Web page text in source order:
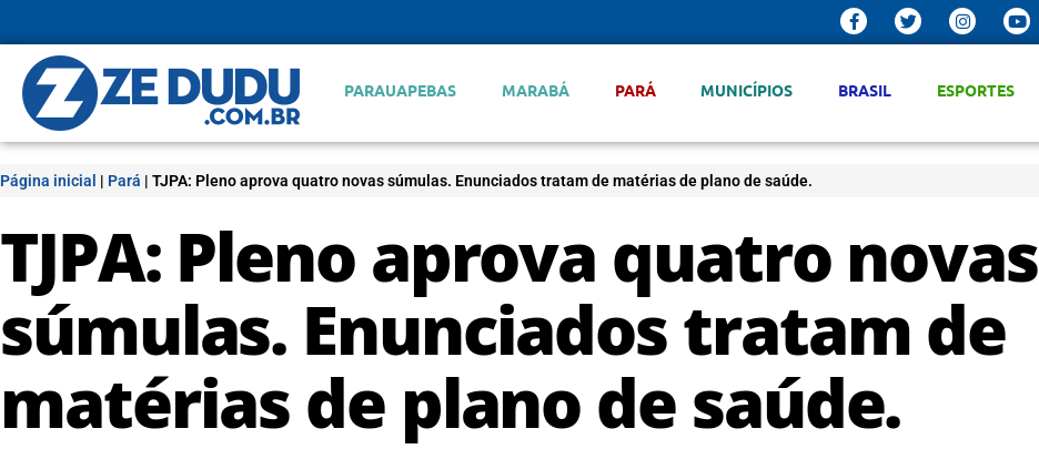
PARAUAPEBAS MARABÁ PARÁ MUNICÍPIOS BRASIL ESPORTES
Página inicial | Pará | TJPA: Pleno aprova quatro novas súmulas. Enunciados tratam de matérias de plano de saúde.
TJPA: Pleno aprova quatro novas
súmulas. Enunciados tratam de
matérias de plano de saúde.